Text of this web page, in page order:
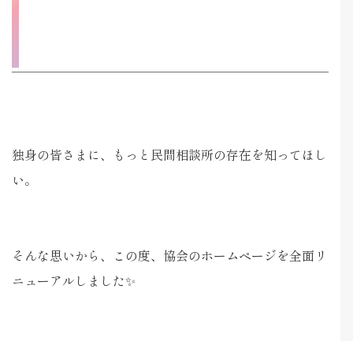
独身の皆さまに、もっと民間相談所の存在を知ってほし
い。
そんな思いから、この度、協会のホームページを全面リ
ニューアルしました✨